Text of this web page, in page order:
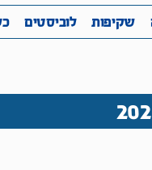
שקיפות לוביסטים
סביבה